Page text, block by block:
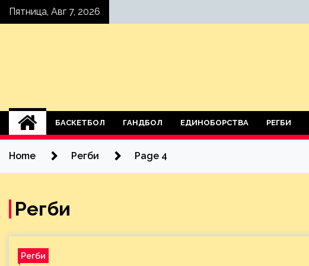
SkipПятница, Авг 7, 2026
БАСКЕТБОЛ ГАНДБОЛ ЕДИНОБОРСТВА РЕГБИ
Home Регби Page 4
Регби
Регби